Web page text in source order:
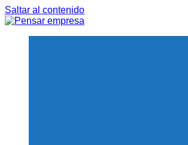
Saltar al contenido